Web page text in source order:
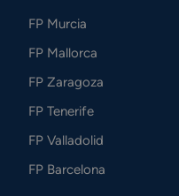
FP Murcia
FP Mallorca
FP Zaragoza
FP Tenerife
FP Valladolid
FP Barcelona